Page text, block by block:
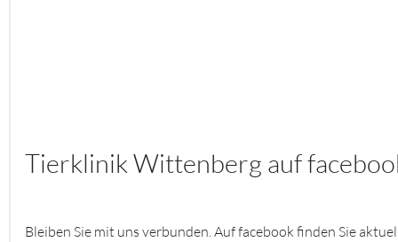
Tierklinik Wittenberg auf
Bleiben Sie mit uns verbunden. Auf facebook finden Sie